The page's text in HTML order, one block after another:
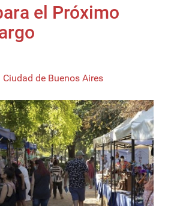
el Próximo
Ciudad de Buenos Aires